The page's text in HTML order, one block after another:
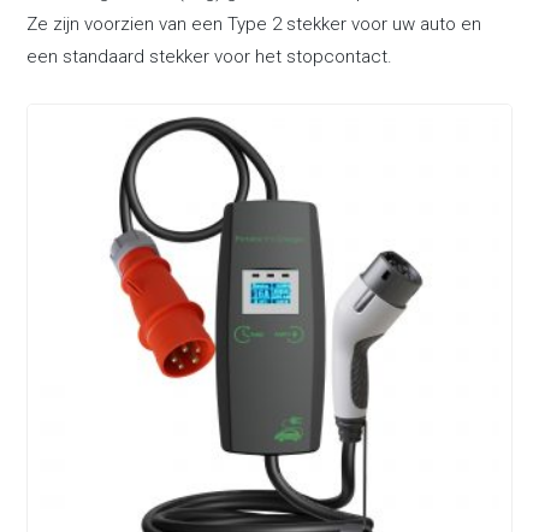
Ze zijn voorzien van een Type 2 stekker voor uw auto en
een standaard stekker voor het stopcontact.